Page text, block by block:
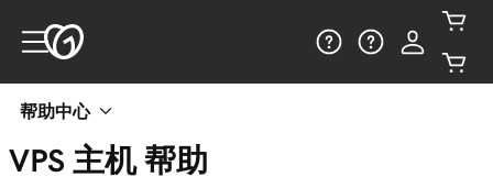
帮助中心
VPS 主机 帮助